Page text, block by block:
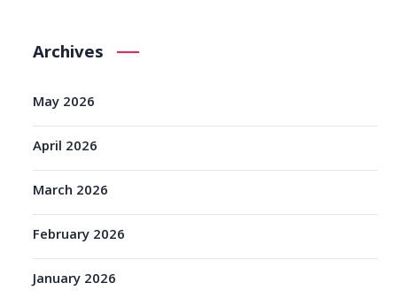
Archives
May 2026
April 2026
March 2026
February 2026
January 2026